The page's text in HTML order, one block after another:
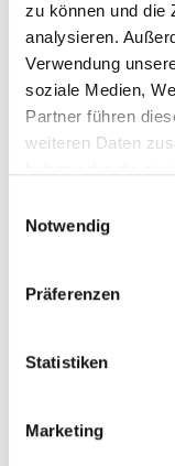
zu können und die
analysieren.
Verwendung
soziale Medien,
Partner führen
weiteren Daten
Notwendig
Präferenzen
Statistiken
Marketing
38200 | TT12600
Product details are